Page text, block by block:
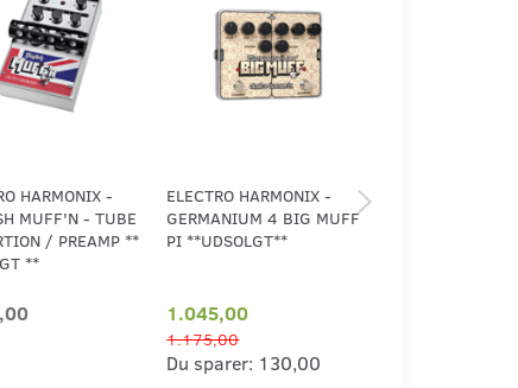
HARMONIX -
MUFF'N - TUBE
/ PREAMP **
**
ELECTRO HARMONIX -
GERMANIUM 4 BIG MUFF
PI **UDSOLGT**
1.045,00
1.175,00
Du sparer: 130,00